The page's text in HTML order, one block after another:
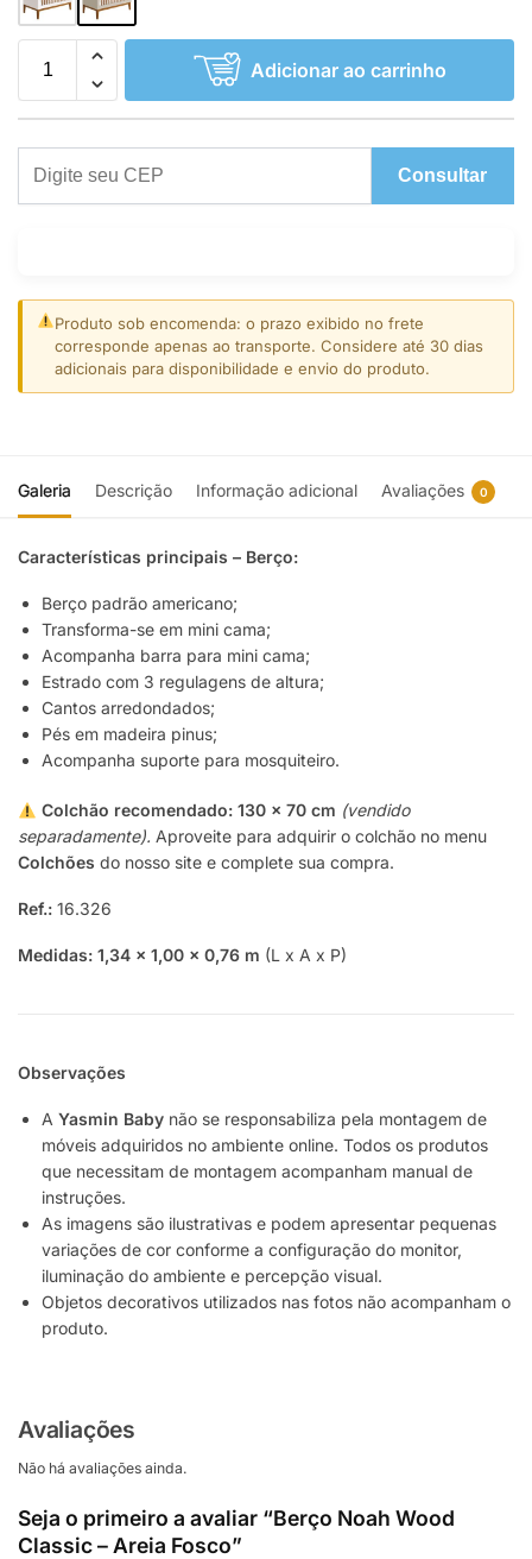
Adicionar ao carrinho
Consultar
Produto sob encomenda: o prazo exibido no frete
corresponde apenas ao transporte. Considere até 30 dias
adicionais para disponibilidade e envio do produto.
Galeria Descrição Informação adicional Avaliações 0
Características principais – Berço:
Berço padrão americano;
Transforma-se em mini cama;
Acompanha barra para mini cama;
Estrado com 3 regulagens de altura;
Cantos arredondados;
Pés em madeira pinus;
Acompanha suporte para mosquiteiro.
Colchão recomendado: 130 x 70 cm (vendido
separadamente). Aproveite para adquirir o colchão no menu
Colchões do nosso site e complete sua compra.
Ref.: 16.326
Medidas: 1,34 x 1,00 x 0,76 m (L x A x P)
Observações
A Yasmin Baby não se responsabiliza pela montagem de
móveis adquiridos no ambiente online. Todos os produtos
que necessitam de montagem acompanham manual de
instruções.
As imagens são ilustrativas e podem apresentar pequenas
variações de cor conforme a configuração do monitor,
iluminação do ambiente e percepção visual.
Objetos decorativos utilizados nas fotos não acompanham o
produto.
Avaliações
Não há avaliações ainda.
Seja o primeiro a avaliar “Berço Noah Wood
Classic – Areia Fosco”